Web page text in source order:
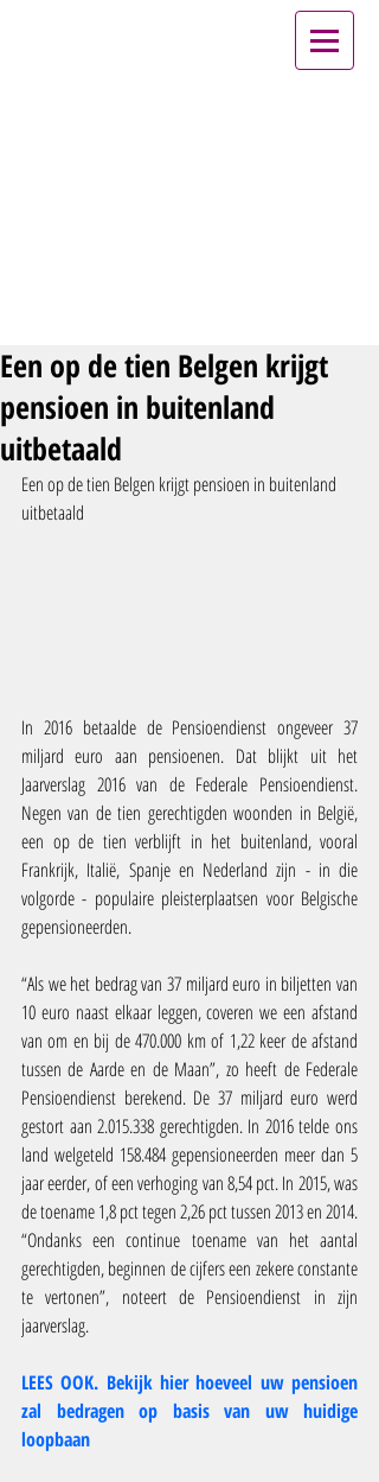
Een op de tien Belgen krijgt
pensioen in buitenland
uitbetaald
Een op de tien Belgen krijgt pensioen in buitenland
uitbetaald
In 2016 betaalde de Pensioendienst ongeveer 37
miljard euro aan pensioenen. Dat blijkt uit het
Jaarverslag 2016 van de Federale Pensioendienst.
Negen van de tien gerechtigden woonden in België,
een op de tien verblijft in het buitenland, vooral
Frankrijk, Italië, Spanje en Nederland zijn - in die
volgorde - populaire pleisterplaatsen voor Belgische
gepensioneerden.
“Als we het bedrag van 37 miljard euro in biljetten van
10 euro naast elkaar leggen, coveren we een afstand
van om en bij de 470.000 km of 1,22 keer de afstand
tussen de Aarde en de Maan”, zo heeft de Federale
Pensioendienst berekend. De 37 miljard euro werd
gestort aan 2.015.338 gerechtigden. In 2016 telde ons
land welgeteld 158.484 gepensioneerden meer dan 5
jaar eerder, of een verhoging van 8,54 pct. In 2015, was
de toename 1,8 pct tegen 2,26 pct tussen 2013 en 2014.
“Ondanks een continue toename van het aantal
gerechtigden, beginnen de cijfers een zekere constante
te vertonen”, noteert de Pensioendienst in zijn
jaarverslag.
LEES OOK. Bekijk hier hoeveel uw pensioen
zal bedragen op basis van uw huidige
loopbaan